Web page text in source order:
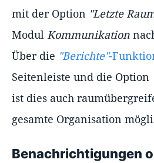
mit der Option "Letzte
Modul Kommunikation
Über die "Berichte"-
Seitenleiste und die Option
ist dies auch
gesamte Organisation
Benachrichtigungen